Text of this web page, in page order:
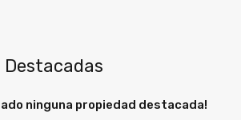
Destacadas
ninguna propiedad destacada!